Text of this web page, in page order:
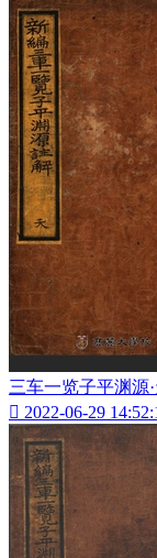
三车一览子平渊源
 2022-06-29